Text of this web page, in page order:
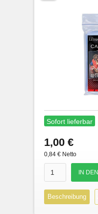
Sofort lieferbar
1,00 €
0,84 € Netto
Beschreibung